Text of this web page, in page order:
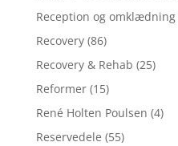
Reception og omklædning
Recovery (86)
Recovery & Rehab (25)
Reformer (15)
René Holten Poulsen (4)
Reservedele (55)